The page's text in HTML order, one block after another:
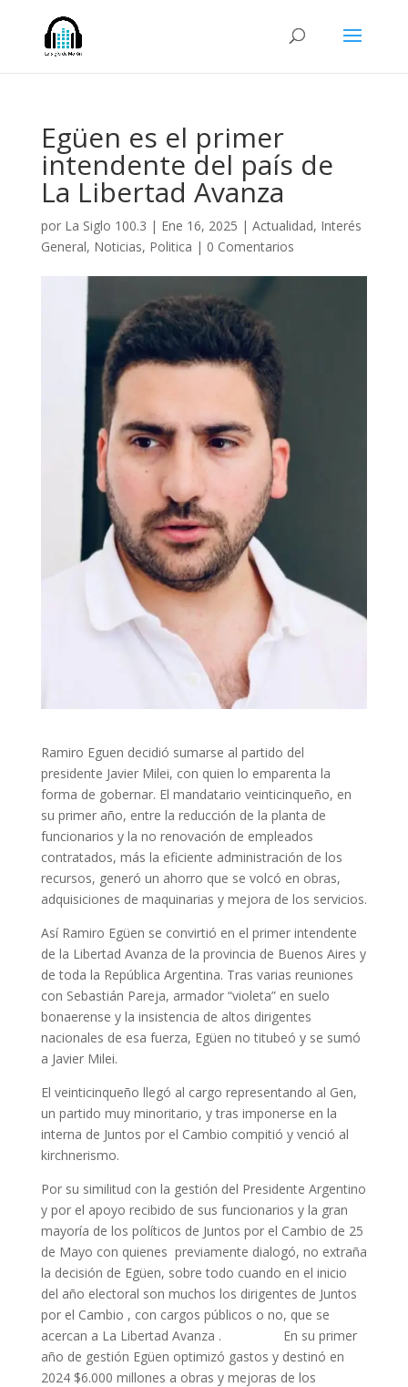
Egüen es el primer
intendente del país de
La Libertad Avanza
por La Siglo 100.3 | Ene 16, 2025 | Actualidad, Interés
General, Noticias, Politica | 0 Comentarios
Ramiro Eguen decidió sumarse al partido del
presidente Javier Milei, con quien lo emparenta la
forma de gobernar. El mandatario veinticinqueño, en
su primer año, entre la reducción de la planta de
funcionarios y la no renovación de empleados
contratados, más la eficiente administración de los
recursos, generó un ahorro que se volcó en obras,
adquisiciones de maquinarias y mejora de los servicios.
Así Ramiro Egüen se convirtió en el primer intendente
de la Libertad Avanza de la provincia de Buenos Aires y
de toda la República Argentina. Tras varias reuniones
con Sebastián Pareja, armador “violeta” en suelo
bonaerense y la insistencia de altos dirigentes
nacionales de esa fuerza, Egüen no titubeó y se sumó
a Javier Milei.
El veinticinqueño llegó al cargo representando al Gen,
un partido muy minoritario, y tras imponerse en la
interna de Juntos por el Cambio compitió y venció al
kirchnerismo.
Por su similitud con la gestión del Presidente Argentino
y por el apoyo recibido de sus funcionarios y la gran
mayoría de los políticos de Juntos por el Cambio de 25
de Mayo con quienes previamente dialogó, no extraña
la decisión de Egüen, sobre todo cuando en el inicio
del año electoral son muchos los dirigentes de Juntos
por el Cambio , con cargos públicos o no, que se
acercan a La Libertad Avanza . En su primer
año de gestión Egüen optimizó gastos y destinó en
2024 $6.000 millones a obras y mejoras de los